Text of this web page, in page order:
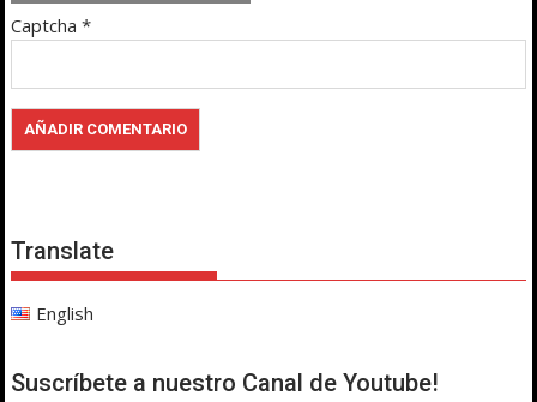
Captcha *
Translate
English
Suscríbete a nuestro Canal de Youtube!